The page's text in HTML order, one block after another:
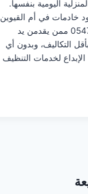
اليومية بنفسها.
خادمات في أم القيوين
بالساعات،0547557544 ممن يقدمن يد
التكاليف، وبدون أي
لخدمات التنظيف